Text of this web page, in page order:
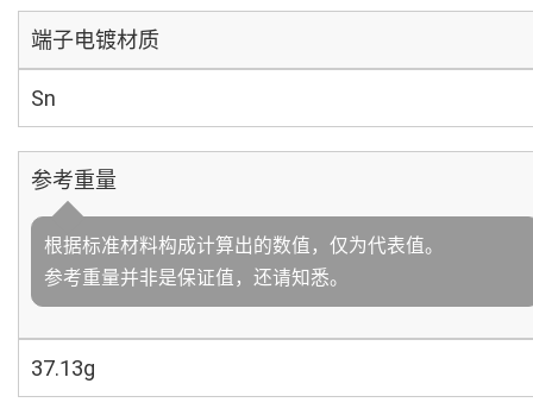
端子电镀材质
Sn
参考重量
根据标准材料构成计算出的数值，仅为代表值。
参考重量并非是保证值，还请知悉。
37.13g